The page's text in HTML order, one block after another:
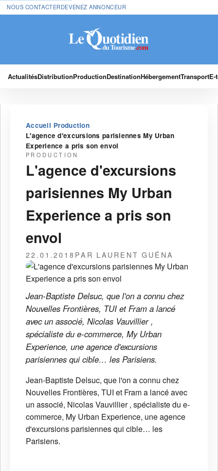
NOUS CONTACTERDEVENEZ ANNONCEUR
ActualitésDistributionProductionDestinationHébergementTransport
Accueil›Production›
L'agence d'excursions parisiennes My Urban
Experience a pris son envol
PRODUCTION
L'agence d'excursions
parisiennes My Urban
Experience a pris son
envol
22.01.2018PAR LAURENT GUÉNA
Jean-Baptiste Delsuc, que l'on a connu chez
Nouvelles Frontières, TUI et Fram a lancé
avec un associé, Nicolas Vauvillier ,
spécialiste du e-commerce, My Urban
Experience, une agence d'excursions
parisiennes qui cible… les Parisiens.
Jean-Baptiste Delsuc, que l'on a connu chez
Nouvelles Frontières, TUI et Fram a lancé avec
un associé, Nicolas Vauvillier , spécialiste du e-
commerce, My Urban Experience, une agence
d'excursions parisiennes qui cible… les
Parisiens.